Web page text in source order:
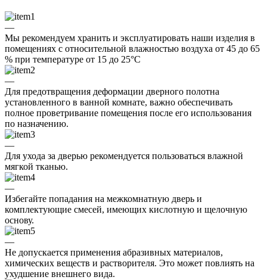
—
Мы рекомендуем хранить и эксплуатировать наши изделия в
помещениях с относительной влажностью воздуха от 45 до 65
% при температуре от 15 до 25°C
—
Для предотвращения деформации дверного полотна
установленного в ванной комнате, важно обеспечивать
полное проветривание помещения после его использования
по назначению.
—
Для ухода за дверью рекомендуется пользоваться влажной
мягкой тканью.
—
Избегайте попадания на межкомнатную дверь и
комплектующие смесей, имеющих кислотную и щелочную
основу.
—
Не допускается применения абразивных материалов,
химических веществ и растворителя. Это может повлиять на
ухудшение внешнего вида.